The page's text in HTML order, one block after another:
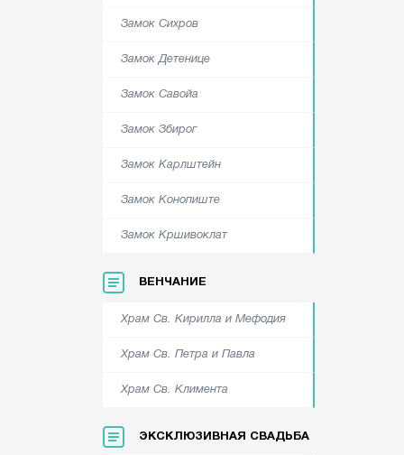
Замок Сихров
Замок Детенице
Замок Савойа
Замок Збирог
Замок Карлштейн
Замок Конопиште
Замок Кршивоклат
ВЕНЧАНИЕ
Храм Cв. Кирилла и Мефодия
Храм Cв. Петра и Павла
Храм Cв. Климента
ЭКСКЛЮЗИВНАЯ СВАДЬБА